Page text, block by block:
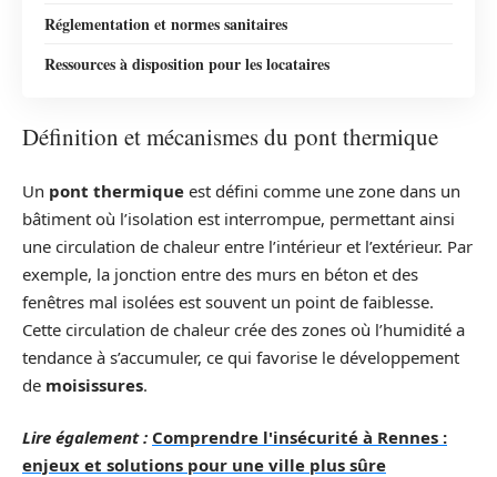
Réglementation et normes sanitaires
Ressources à disposition pour les locataires
Définition et mécanismes du pont thermique
Un pont thermique est défini comme une zone dans un
bâtiment où l’isolation est interrompue, permettant ainsi
une circulation de chaleur entre l’intérieur et l’extérieur. Par
exemple, la jonction entre des murs en béton et des
fenêtres mal isolées est souvent un point de faiblesse.
Cette circulation de chaleur crée des zones où l’humidité a
tendance à s’accumuler, ce qui favorise le développement
de moisissures.
Lire également : Comprendre l'insécurité à Rennes :
enjeux et solutions pour une ville plus sûre